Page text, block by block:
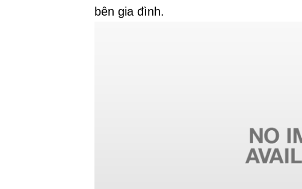
bên gia đình.